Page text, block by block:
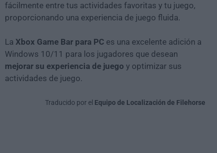
fácilmente entre tus actividades favoritas y tu juego,
proporcionando una experiencia de juego fluida.
La Xbox Game Bar para PC es una excelente adición a
Windows 10/11 para los jugadores que desean
mejorar su experiencia de juego y optimizar sus
actividades de juego.
Traducido por el Equipo de Localización de Filehorse